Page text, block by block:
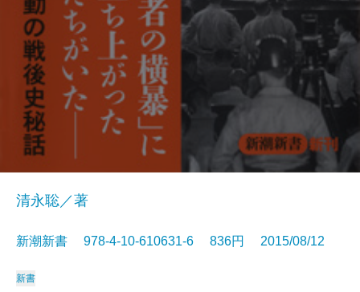
清永聡／著
新潮新書 978-4-10-610631-6 836円 2015/08/12
新書